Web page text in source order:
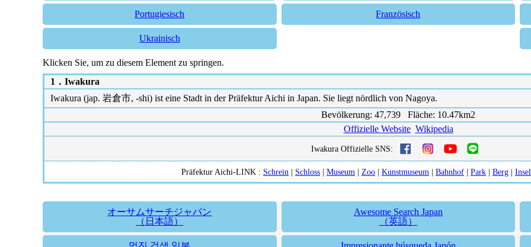
Portugiesisch Französisch
Ukrainisch
Klicken Sie, um zu diesem Element zu springen.
1． Iwakura
Iwakura (jap. 岩倉市, -shi) ist eine Stadt in der Präfektur Aichi in Japan. Sie liegt nördlich von Nagoya.
Bevölkerung: 47,739 Fläche: 10.47km2
Offizielle Website Wikipedia
Iwakura Offizielle SNS:
Präfektur Aichi-LINK : Schrein | Schloss | Museum | Zoo | Kunstmuseum | Bahnhof | Park | Berg | Insel
オーサムサーチジャパン
（日本語）
Awesome Search Japan
（英語）